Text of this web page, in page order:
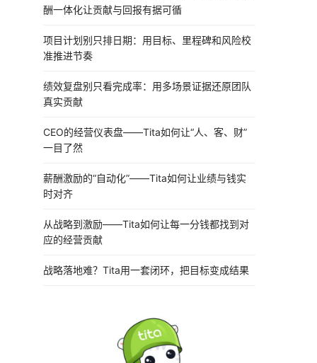
酬一体化让贡献与回报有据可循
项目计划别只排日期：用目标、里程碑和风险校
准推进节奏
绩效复盘别只看完成率：用多场景证据还原团队
真实贡献
CEO的经营仪表盘——Tita如何让“人、客、财”
一目了然
薪酬激励的“自动化”——Tita如何让业绩与钱实
时对齐
从战略到激励——Tita如何让每一分钱都找到对
应的经营贡献
战略落地难？Tita用一套闭环，把目标变成结果